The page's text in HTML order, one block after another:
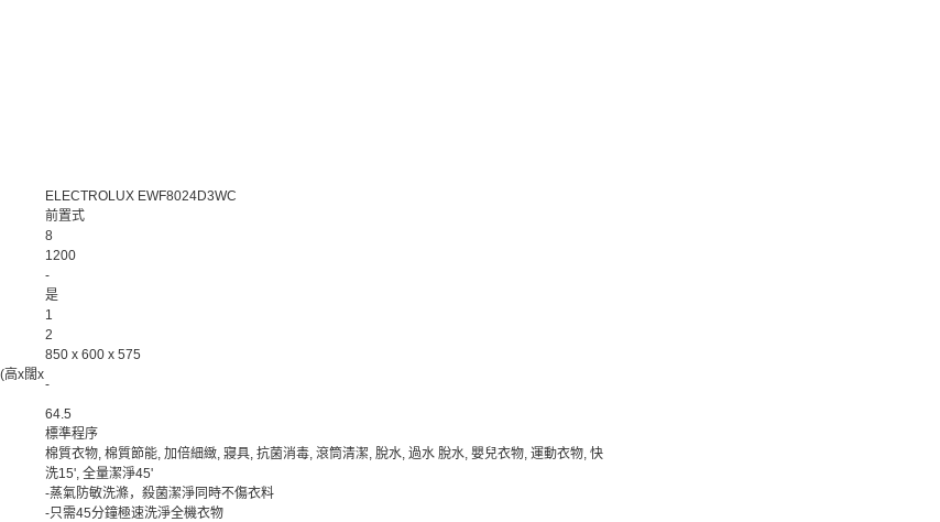
ELECTROLUX EWF8024D3WC
前置式
8
1200
-
是
1
2
850 x 600 x 575
高x闊x
-
64.5
標準程序
棉質衣物, 棉質節能, 加倍細緻, 寢具, 抗菌消毒, 滾筒清潔, 脫水, 過水 脫水, 嬰兒衣物, 運動衣物, 快
洗15', 全量潔淨45'
-蒸氣防敏洗滌，殺菌潔淨同時不傷衣料
-只需45分鐘極速洗淨全機衣物